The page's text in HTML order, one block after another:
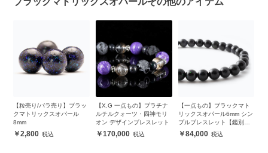
【粒売り/バラ売り】ブラッ
クマトリックスオパール
8mm
2,800
【X.G 一点もの】プラチナ
ルチルクォーツ・四神モリ
オン デザインブレスレット
170,000
【一点もの】ブラックマト
リックスオパール6mm シン
プルブレスレット【鑑別書
付き】84,000